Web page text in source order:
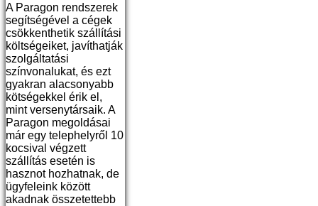
A Paragon rendszerek
segítségével a cégek
csökkenthetik szállítási
költségeiket, javíthatják
szolgáltatási
színvonalukat, és ezt
gyakran alacsonyabb
kötségekkel érik el,
mint versenytársaik. A
Paragon megoldásai
már egy telephelyről 10
kocsival végzett
szállítás esetén is
hasznot hozhatnak, de
ügyfeleink között
akadnak összetettebb